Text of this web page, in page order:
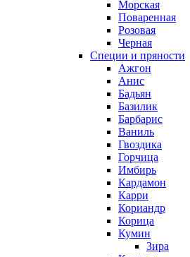
Морская
Поваренная
Розовая
Черная
Специи и пряности
Ажгон
Анис
Бадьян
Базилик
Барбарис
Ваниль
Гвоздика
Горчица
Имбирь
Кардамон
Карри
Кориандр
Корица
Кумин
Зира